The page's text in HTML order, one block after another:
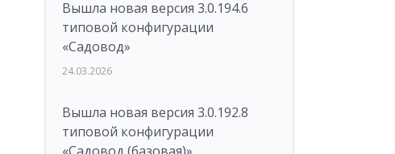
Вышла новая версия 3.0.194.6
типовой конфигурации
«Садовод»
24.03.2026
Вышла новая версия 3.0.192.8
типовой конфигурации